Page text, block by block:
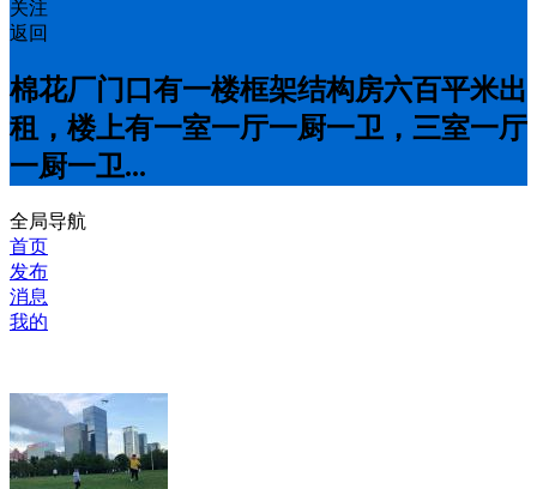
关注
返回
棉花厂门口有一楼框架结构房六百平米出
租，楼上有一室一厅一厨一卫，三室一厅
一厨一卫...
全局导航
首页
发布
消息
我的